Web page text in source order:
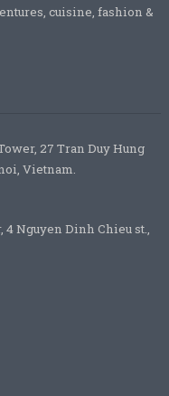
cuisine, fashion &
27 Tran Duy Hung
Vietnam.
Nguyen Dinh Chieu st.,